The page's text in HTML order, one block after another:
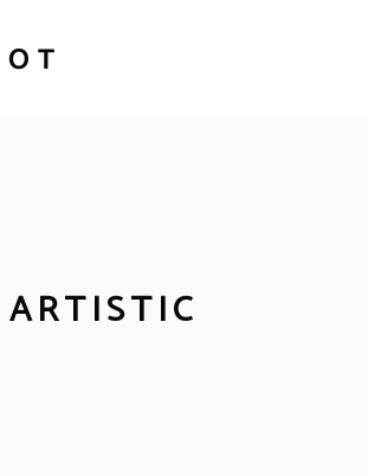
ARTISTIC